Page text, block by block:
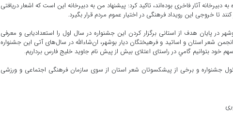
به دبیرخانه آثار فاخری بوده‌اند، تاکید کرد: پیشنهاد من به دبیرخانه این است که اشعار دریافتی
تا خروجی این رویداد فرهنگی در اختیار عموم مردم قرار بگیرد.
در پایان هدف از استانی برگزار کردن این جشنواره در سال اول را استعدادیابی و معرفی
شعر استان و اساتید و فرهیختگان دیار بوشهر، ان‌شاءالله در سال‌های آتی این جشنواره
خود بتوانیم گامي در راستای اعتلای بیش از پیش نام جاوید خلیج فارس برداریم.
جشنواره و برخی از پیشکسوتان شعر استان از سوی سازمان فرهنگی اجتماعی و ورزشی